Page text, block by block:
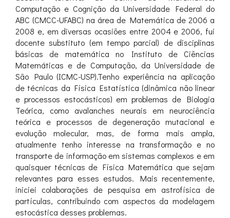
Computação e Cognição da Universidade Federal do
ABC (CMCC-UFABC) na área de Matemática de 2006 a
2008 e, em diversas ocasiões entre 2004 e 2006, fui
docente substituto (em tempo parcial) de disciplinas
básicas de matemática no Instituto de Ciências
Matemáticas e de Computação, da Universidade de
São Paulo (ICMC-USP).Tenho experiência na aplicação
de técnicas da Física Estatística (dinâmica não linear
e processos estocásticos) em problemas de Biologia
Teórica, como avalanches neurais em neurociência
teórica e processos de degeneração mutacional e
evolução molecular, mas, de forma mais ampla,
atualmente tenho interesse na transformação e no
transporte de informação em sistemas complexos e em
quaisquer técnicas de Física Matemática que sejam
relevantes para esses estudos. Mais recentemente,
iniciei colaborações de pesquisa em astrofísica de
partículas, contribuindo com aspectos da modelagem
estocástica desses problemas.